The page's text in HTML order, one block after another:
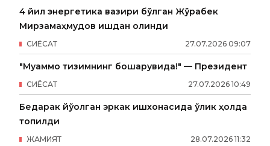
4 йил энергетика вазири бўлган Жўрабек
Мирзамаҳмудов ишдан олинди
27.07.2026 09:07
СИËСАТ
"Муаммо тизимнинг бошқарувида!" — Президент
27.07.2026 10:49
СИËСАТ
Бедарак йўқолган эркак ишхонасида ўлик ҳолда
топилди
28.07.2026 11:32
ЖАМИЯТ